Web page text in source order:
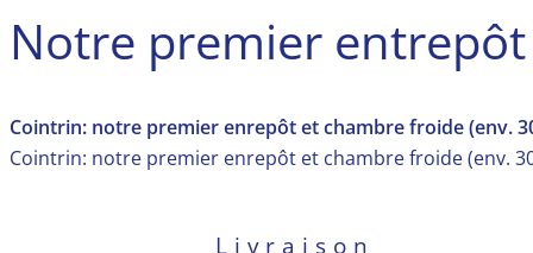
Notre premier entrepôt
Cointrin: notre premier enrepôt et chambre froide (env.
Cointrin: notre premier enrepôt et chambre froide (env.
Livraison